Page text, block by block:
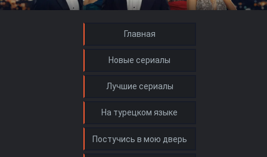
Главная
Новые сериалы
Лучшие сериалы
На турецком языке